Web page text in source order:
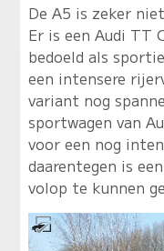
De A5 is zeker
Er is een Audi TT
bedoeld als
een intensere
variant nog
sportwagen van
voor een nog
daarentegen is
volop te kunnen